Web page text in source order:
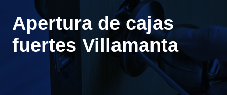
Apertura de cajas
fuertes Villamanta